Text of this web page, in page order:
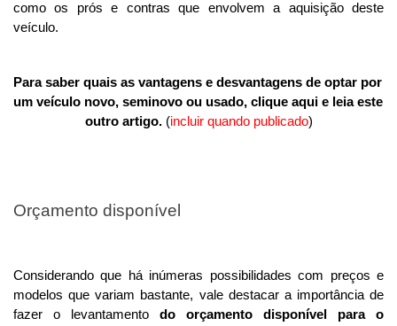
como os prós e contras que envolvem a aquisição deste
veículo.
Para saber quais as vantagens e desvantagens de optar por
um veículo novo, seminovo ou usado, clique aqui e leia este
outro artigo. (incluir quando publicado)
Orçamento disponível
Considerando que há inúmeras possibilidades com preços e
modelos que variam bastante, vale destacar a importância de
fazer o levantamento do orçamento disponível para o